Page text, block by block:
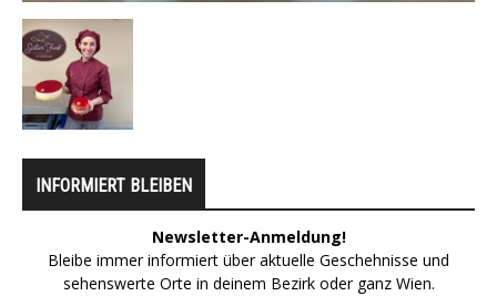
INFORMIERT BLEIBEN
Newsletter-Anmeldung!
Bleibe immer informiert über aktuelle Geschehnisse und
sehenswerte Orte in deinem Bezirk oder ganz Wien.